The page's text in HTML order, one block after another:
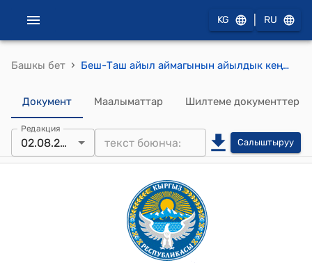
KG RU
Башкы бет › Беш-Таш айыл аймагынын айылдык кеңешинин 2024-жылдын 2-августундагы № 45 "Жердин багытын өзгөртүү жөнүндө" токтому
Документ Маалыматтар Шилтеме документтер
Редакция
02.08.2024 Салыштыруу